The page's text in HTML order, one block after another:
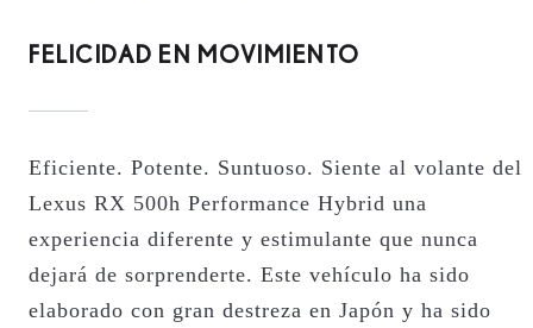
FELICIDAD EN MOVIMIENTO
Eficiente. Potente. Suntuoso. Siente al volante del
Lexus RX 500h Performance Hybrid una
experiencia diferente y estimulante que nunca
dejará de sorprenderte. Este vehículo ha sido
elaborado con gran destreza en Japón y ha sido